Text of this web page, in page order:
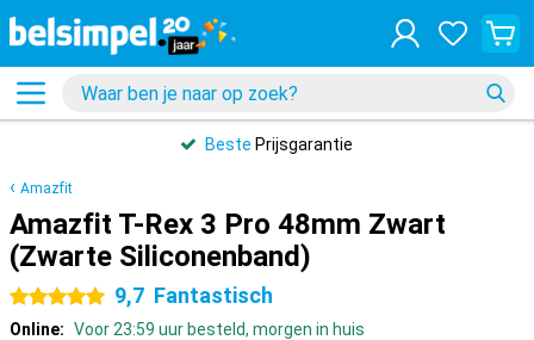
Beste Prijsgarantie
Amazfit
Amazfit T-Rex 3 Pro 48mm Zwart
(Zwarte Siliconenband)
5 sterren9,7 Fantastisch
Online: Voor 23:59 uur besteld, morgen in huis